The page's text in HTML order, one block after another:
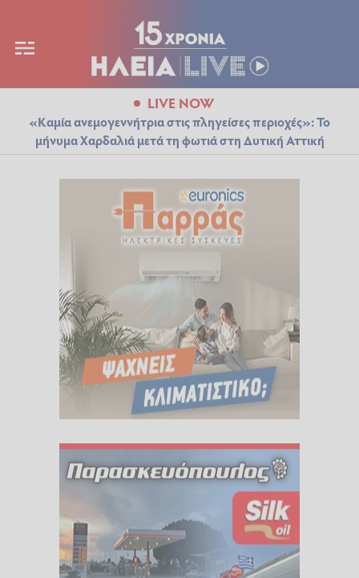
LIVE NOW
«Καμία ανεμογεννήτρια στις πληγείσες περιοχές»: Το
μήνυμα Χαρδαλιά μετά τη φωτιά στη Δυτική Αττική